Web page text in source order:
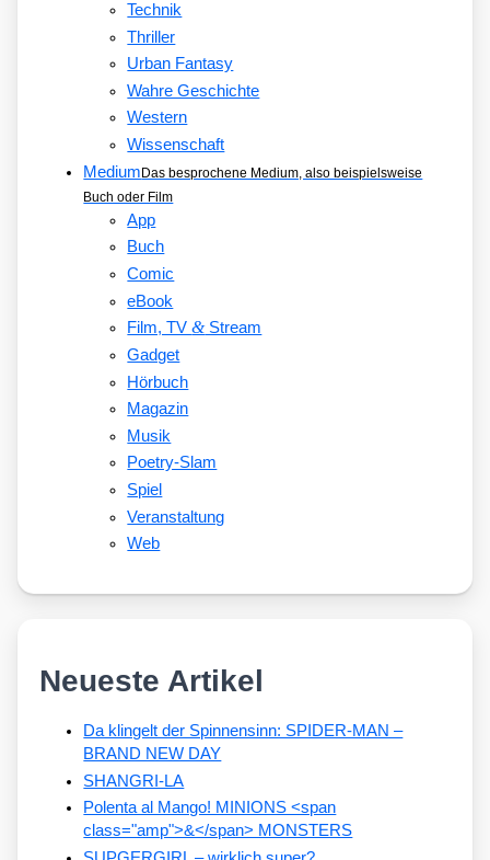
Technik
Thriller
Urban Fantasy
Wahre Geschichte
Western
Wissenschaft
MediumDas besprochene Medium, also beispielsweise
Buch oder Film
App
Buch
Comic
eBook
Film, TV&Stream
Gadget
Hörbuch
Magazin
Musik
Poetry-Slam
Spiel
Veranstaltung
Web
Neueste Artikel
Da klingelt der Spinnensinn: SPIDER-MAN –
BRAND NEW DAY
SHANGRI-LA
Polenta al Mango! MINIONS <span
class="amp">&</span> MONSTERS